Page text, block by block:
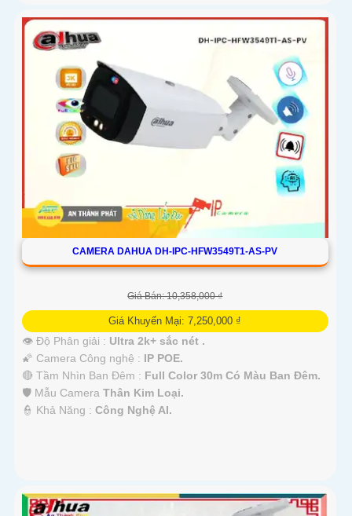
CAMERA DAHUA DH-IPC-HFW3549T1-AS-PV
Giá Bán: 10,358,000 ₫
Giá Khuyến Mại: 7,250,000 ₫
👁 Độ Phân giải : Ultra 2k+ sắc nét .
🌠 Camera Công nghệ : IP POE.
🔴 Tầm Nhìn Ban Đêm : Full Color 30m Có Màu Ban Đêm.
🛡 Mẫu Camera Thân Kim Loại.
️👮 Khả Năng : Công Nghệ AI.